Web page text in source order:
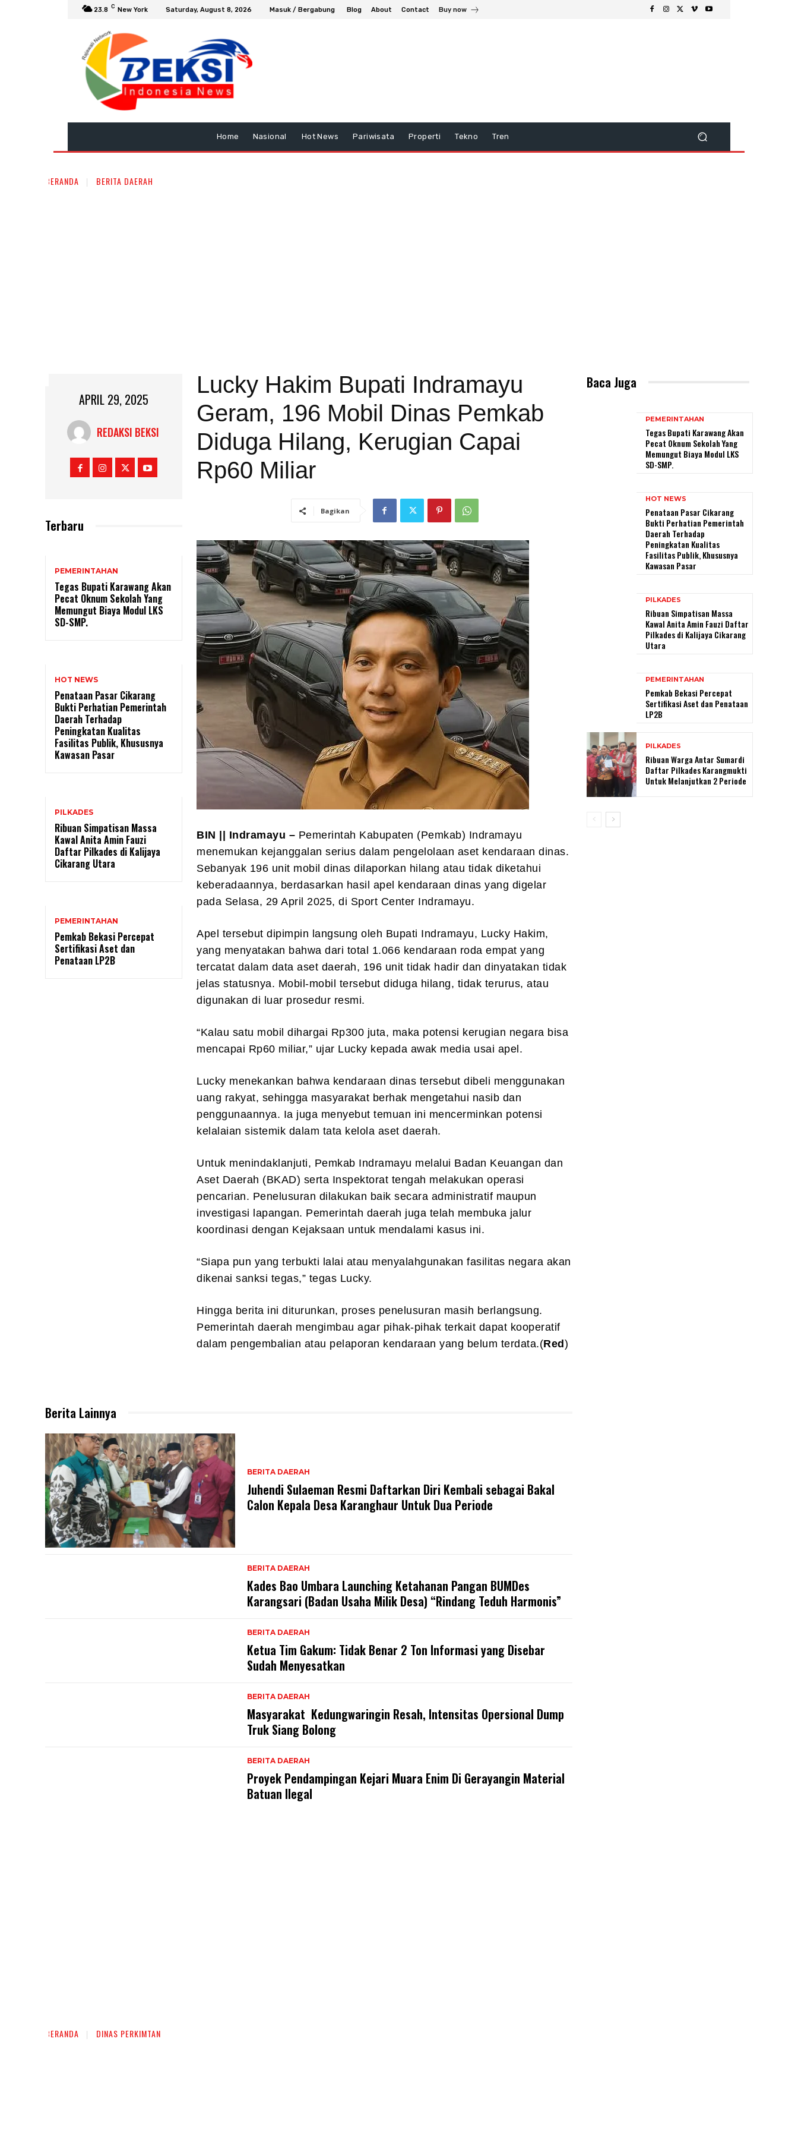
23.8 C New York Saturday, August 8, 2026 Masuk / Bergabung Blog About Contact Buy now
Home Nasional Hot News Pariwisata Properti Tekno Tren
BERANDA BERITA DAERAH
APRIL 29, 2025
REDAKSI BEKSI
Terbaru
PEMERINTAHAN
Tegas Bupati Karawang Akan
Pecat Oknum Sekolah Yang
Memungut Biaya Modul LKS
SD-SMP.
HOT NEWS
Penataan Pasar Cikarang
Bukti Perhatian Pemerintah
Daerah Terhadap
Peningkatan Kualitas
Fasilitas Publik, Khususnya
Kawasan Pasar
PILKADES
Ribuan Simpatisan Massa
Kawal Anita Amin Fauzi
Daftar Pilkades di Kalijaya
Cikarang Utara
PEMERINTAHAN
Pemkab Bekasi Percepat
Sertifikasi Aset dan
Penataan LP2B
Lucky Hakim Bupati Indramayu
Geram, 196 Mobil Dinas Pemkab
Diduga Hilang, Kerugian Capai
Rp60 Miliar
Bagikan
BIN || Indramayu – Pemerintah Kabupaten (Pemkab) Indramayu
menemukan kejanggalan serius dalam pengelolaan aset kendaraan dinas.
Sebanyak 196 unit mobil dinas dilaporkan hilang atau tidak diketahui
keberadaannya, berdasarkan hasil apel kendaraan dinas yang digelar
pada Selasa, 29 April 2025, di Sport Center Indramayu.
Apel tersebut dipimpin langsung oleh Bupati Indramayu, Lucky Hakim,
yang menyatakan bahwa dari total 1.066 kendaraan roda empat yang
tercatat dalam data aset daerah, 196 unit tidak hadir dan dinyatakan tidak
jelas statusnya. Mobil-mobil tersebut diduga hilang, tidak terurus, atau
digunakan di luar prosedur resmi.
“Kalau satu mobil dihargai Rp300 juta, maka potensi kerugian negara bisa
mencapai Rp60 miliar,” ujar Lucky kepada awak media usai apel.
Lucky menekankan bahwa kendaraan dinas tersebut dibeli menggunakan
uang rakyat, sehingga masyarakat berhak mengetahui nasib dan
penggunaannya. Ia juga menyebut temuan ini mencerminkan potensi
kelalaian sistemik dalam tata kelola aset daerah.
Untuk menindaklanjuti, Pemkab Indramayu melalui Badan Keuangan dan
Aset Daerah (BKAD) serta Inspektorat tengah melakukan operasi
pencarian. Penelusuran dilakukan baik secara administratif maupun
investigasi lapangan. Pemerintah daerah juga telah membuka jalur
koordinasi dengan Kejaksaan untuk mendalami kasus ini.
“Siapa pun yang terbukti lalai atau menyalahgunakan fasilitas negara akan
dikenai sanksi tegas,” tegas Lucky.
Hingga berita ini diturunkan, proses penelusuran masih berlangsung.
Pemerintah daerah mengimbau agar pihak-pihak terkait dapat kooperatif
dalam pengembalian atau pelaporan kendaraan yang belum terdata.(Red)
Berita Lainnya
BERITA DAERAH
Juhendi Sulaeman Resmi Daftarkan Diri Kembali sebagai Bakal
Calon Kepala Desa Karanghaur Untuk Dua Periode
BERITA DAERAH
Kades Bao Umbara Launching Ketahanan Pangan BUMDes
Karangsari (Badan Usaha Milik Desa) “Rindang Teduh Harmonis”
BERITA DAERAH
Ketua Tim Gakum: Tidak Benar 2 Ton Informasi yang Disebar
Sudah Menyesatkan
BERITA DAERAH
Masyarakat Kedungwaringin Resah, Intensitas Opersional Dump
Truk Siang Bolong
BERITA DAERAH
Proyek Pendampingan Kejari Muara Enim Di Gerayangin Material
Batuan Ilegal
Baca Juga
PEMERINTAHAN
Tegas Bupati Karawang Akan
Pecat Oknum Sekolah Yang
Memungut Biaya Modul LKS
SD-SMP.
HOT NEWS
Penataan Pasar Cikarang
Bukti Perhatian Pemerintah
Daerah Terhadap
Peningkatan Kualitas
Fasilitas Publik, Khususnya
Kawasan Pasar
PILKADES
Ribuan Simpatisan Massa
Kawal Anita Amin Fauzi Daftar
Pilkades di Kalijaya Cikarang
Utara
PEMERINTAHAN
Pemkab Bekasi Percepat
Sertifikasi Aset dan Penataan
LP2B
PILKADES
Ribuan Warga Antar Sumardi
Daftar Pilkades Karangmukti
Untuk Melanjutkan 2 Periode